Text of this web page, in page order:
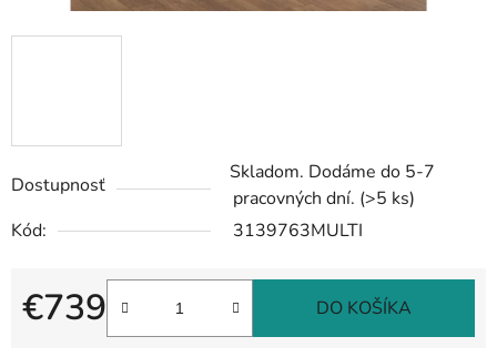
Dostupnosť
Skladom. Dodáme do 5-7
pracovných dní. (>5 ks)
Kód:
3139763MULTI
€739
Jednotková cena:
DO KOŠÍKA